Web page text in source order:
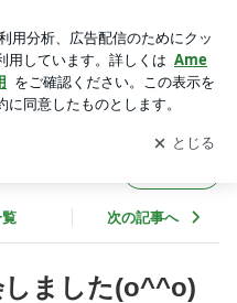
更新通知
を受け取りまし
開く
次の記事へ
しました(o^^o)